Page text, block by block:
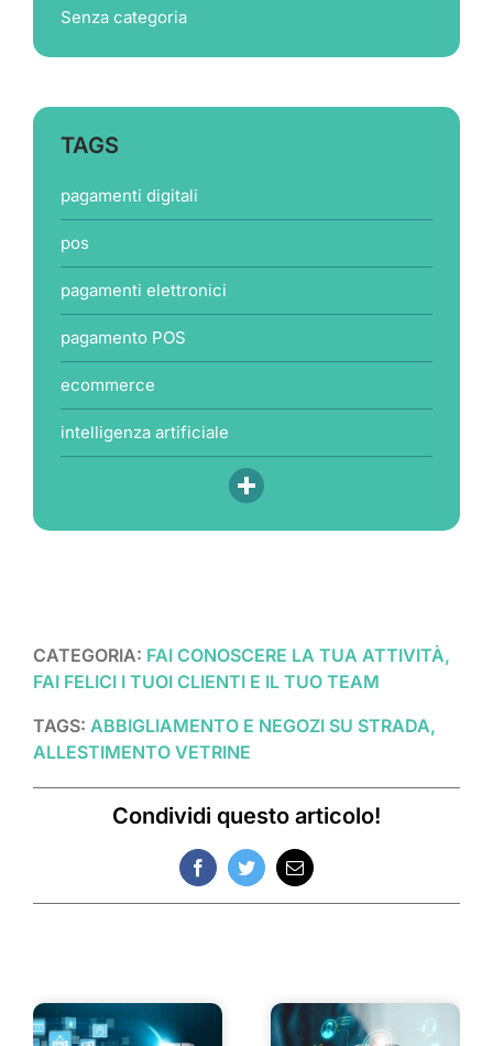
Senza categoria
TAGS
pagamenti digitali
pos
pagamenti elettronici
pagamento POS
ecommerce
intelligenza artificiale
CATEGORIA: FAI CONOSCERE LA TUA ATTIVITÀ,
FAI FELICI I TUOI CLIENTI E IL TUO TEAM
TAGS: ABBIGLIAMENTO E NEGOZI SU STRADA,
ALLESTIMENTO VETRINE
Condividi questo articolo!
FacebookTwitterEmail